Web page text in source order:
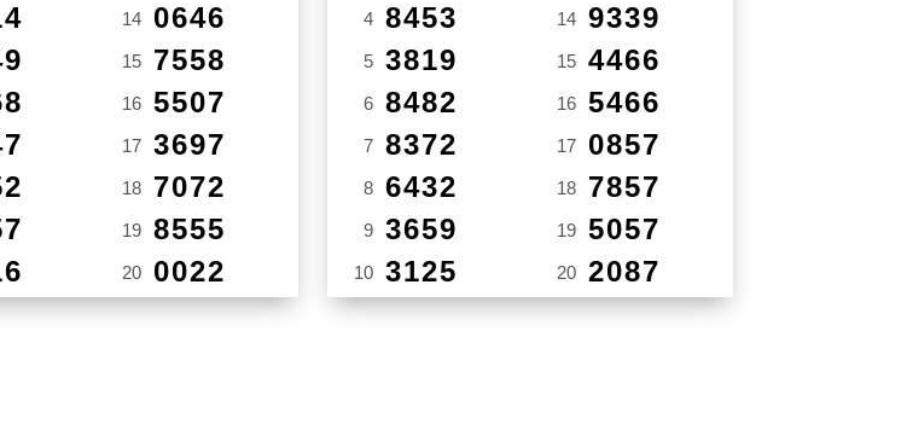
14 0646
15 7558
16 5507
17 3697
18 7072
19 8555
20 0022
4 8453
5 3819
6 8482
7 8372
8 6432
9 3659
10 3125
14 9339
15 4466
16 5466
17 0857
18 7857
19 5057
20 2087